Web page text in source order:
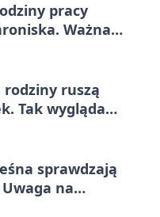
pracy
Ważna
rodziny ruszą
Tak wygląda
sprawdzają
na